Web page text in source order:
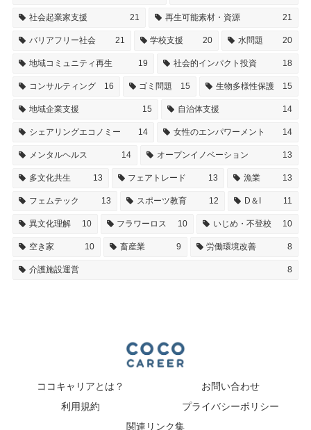
社会起業家支援 21 再生可能素材・資源 21
バリアフリー社会 21 学校支援 20 水問題 20
地域コミュニティ再生 19 社会的インパクト投資 18
コンサルティング 16 ゴミ問題 15 生物多様性保護 15
地域企業支援 15 自治体支援 14
シェアリングエコノミー 14 女性のエンパワーメント 14
メンタルヘルス 14 オープンイノベーション 13
多文化共生 13 フェアトレード 13 漁業 13
フェムテック 13 スポーツ教育 12 D＆I 11
異文化理解 10 フラワーロス 10 いじめ・不登校 10
空き家 10 畜産業 9 労働環境改善 8
介護施設運営 8
ココキャリアとは？
お問い合わせ
利用規約
プライバシーポリシー
関連リンク集